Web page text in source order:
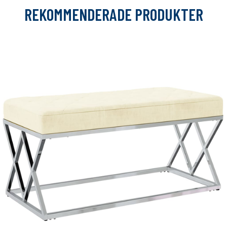
REKOMMENDERADE PRODUKTER